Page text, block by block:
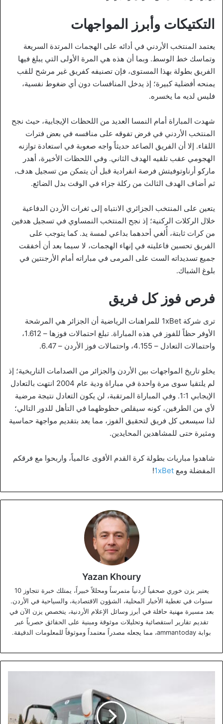
التكتيكات وأبرز المواجهات
يعتمد المنتخب الأردني في أدائه على الهجمات المرتدة السريعة
وتماسك خط الوسط. وبما أن هذه هي المرة الأولى التي يبلغ فيها
الفريق بطولة بهذا المستوى، فإن تصنيفه كفريق غير مرشح للقب
يمنحه أفضلية كبيرة؛ إذ يدخل المنافسات دون أي ضغوط نفسية،
فليس لديه ما يخسره.
شهدت المباراة أمام النمسا العديد من اللحظات الإيجابية، حيث نجح
المنتخب الأردني في فرض تفوقه على منافسه في بعض فترات
اللقاء. إلا أن الفريق الصاعد حديثاً واجه صعوبة في استعادة توازنه
الهجومي عقب تلقيه الهدف الثاني. وفي اللحظات الأخيرة، أهدر
ماركو أرناوتوفيتش فرصة انفرادية قبل أن يتمكن من تسجيل هدف،
ثم أضاف الهدف الثالث من ركلة جزاء في الوقت بدل الضائع.
يتعين على المنتخب الجزائري الانتباه إلى ثغرات الأردن الدفاعية
خلال الركلات الركنية؛ إذ نجح المنتخب النمساوي في تسجيل هدفين
من كرات ثابتة، أُلغي أحدهما بداعي لمسة يد. كما يتوجب على
الفريق تحسين فاعليته في إنهاء الهجمات، لا سيما بعد أن أخفقت
جميع تسديداته الست على المرمى في مباراته أمام الأرجنتين في
بلوغ الشباك.
فرص فوز كل فريق
ترى شركة 1xBet للمراهنات الرياضية أن الجزائر هي المرشحة
الأوفر حظاً للفوز في هذه المباراة. تبلغ احتمالات فوزها – 1.612،
واحتمالات التعادل – 4.155، واحتمالات فوز الأردن – 6.47.
يخلو تاريخ المواجهات بين الأردن والجزائر من الصدامات التاريخية؛ إذ
لم يلتقيا سوى مرة واحدة في مباراة ودية عام 2004 انتهت بالتعادل
الإيجابي 1:1. وفي المباراة المرتقبة، لن يكون التعادل نتيجة مرضية
لأي من الطرفين، كونه سيقلص حظوظهما في التأهل للدور التالي؛
لذا سيسعى كل فريق لتحقيق الفوز، مما يعد بتقديم مواجهة حماسية
ومثيرة حتى للمشاهدين المحايدين.
شاهدوا مباريات بطولة كرة القدم الأقوى عالمياً، واربحوا مع فرقكم
المفضلة ومع 1xBet
!
Yazan Khoury
يعتبر يزن خوري صحفياً أردنياً متمرساً ومحللاً خبيراً، يمتلك خبرة تتجاوز 10
سنوات في تغطية الأخبار المحلية، الشؤون الاقتصادية، والسياحية في الأردن.
بعد مسيرة مهنية حافلة في أبرز وسائل الإعلام الأردنية، يتخصص يزن الآن في
تقديم تقارير استقصائية وتحليلات موثوقة ومبنية على الحقائق حصرياً عبر
بوابة ammantoday، مما يجعله مصدراً معتمداً وموثوقاً للمعلومات الدقيقة.
مجانية